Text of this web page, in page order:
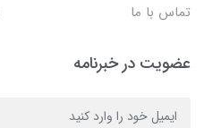
تماس با ما
عضویت در خبرنامه